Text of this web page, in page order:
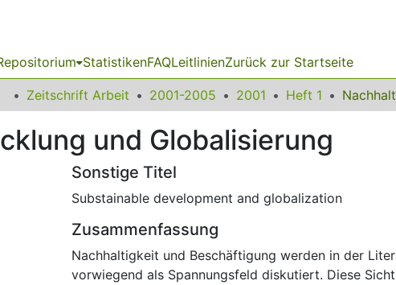
StatistikenFAQLeitlinienZurück zur Startseite
Zeitschrift Arbeit 2001-2005 2001 Heft 1
und Globalisierung
Sonstige Titel
Substainable development and globalization
Zusammenfassung
Nachhaltigkeit und Beschäftigung werden in der
vorwiegend als Spannungsfeld diskutiert. Diese